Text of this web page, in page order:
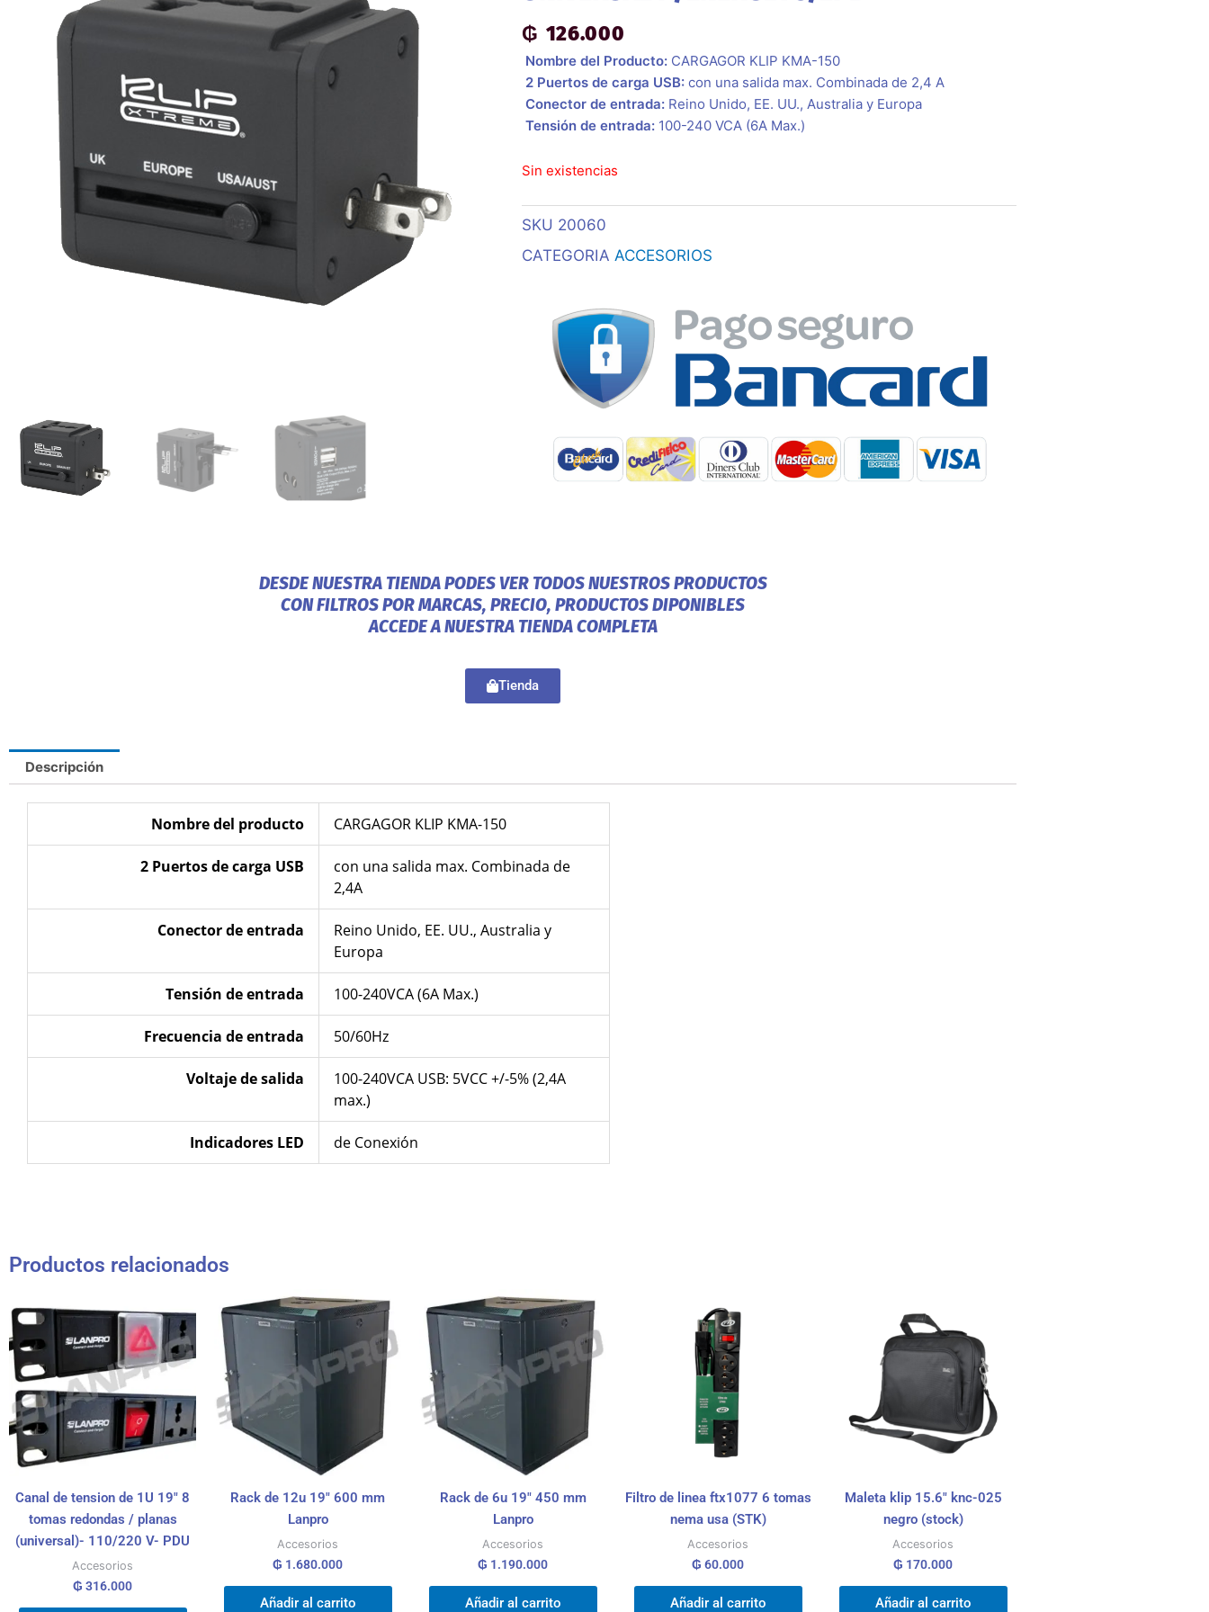
₲ 126.000
 Nombre del Producto: CARGAGOR KLIP KMA-150
 2 Puertos de carga USB: con una salida max. Combinada de 2,4 A
 Conector de entrada: Reino Unido, EE. UU., Australia y Europa
 Tensión de entrada: 100-240 VCA (6A Max.)
Sin existencias
SKU 20060
CATEGORIA ACCESORIOS
DESDE NUESTRA TIENDA PODES VER TODOS NUESTROS PRODUCTOS
CON FILTROS POR MARCAS, PRECIO, PRODUCTOS DIPONIBLES
ACCEDE A NUESTRA TIENDA COMPLETA
Tienda
Descripción
Nombre del producto CARGAGOR KLIP KMA-150
2 Puertos de carga USB
con una salida max. Combinada de
2,4A
Conector de entrada
Reino Unido, EE. UU., Australia y
Europa
Tensión de entrada 100-240VCA (6A Max.)
Frecuencia de entrada 50/60Hz
Voltaje de salida
100-240VCA USB: 5VCC +/-5% (2,4A
max.)
Indicadores LED de Conexión
Productos relacionados
Canal de tension de 1U 19″ 8
tomas redondas / planas
(universal)- 110/220 V- PDU
Accesorios
₲ 316.000
Rack de 12u 19″ 600 mm
Lanpro
Accesorios
₲ 1.680.000
Añadir al carrito
Rack de 6u 19″ 450 mm
Lanpro
Accesorios
₲ 1.190.000
Añadir al carrito
Filtro de linea ftx1077 6 tomas
nema usa (STK)
Accesorios
₲ 60.000
Añadir al carrito
Maleta klip 15.6″ knc-025
negro (stock)
Accesorios
₲ 170.000
Añadir al carrito